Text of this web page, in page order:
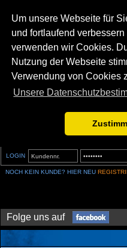
Um unsere Webseite für
und fortlaufend verbessern
verwenden wir Cookies.
Nutzung der Webseite
Verwendung von Cookies
Unsere
LOGIN
NOCH KEIN KUNDE? HIER NEU
Folge uns auf